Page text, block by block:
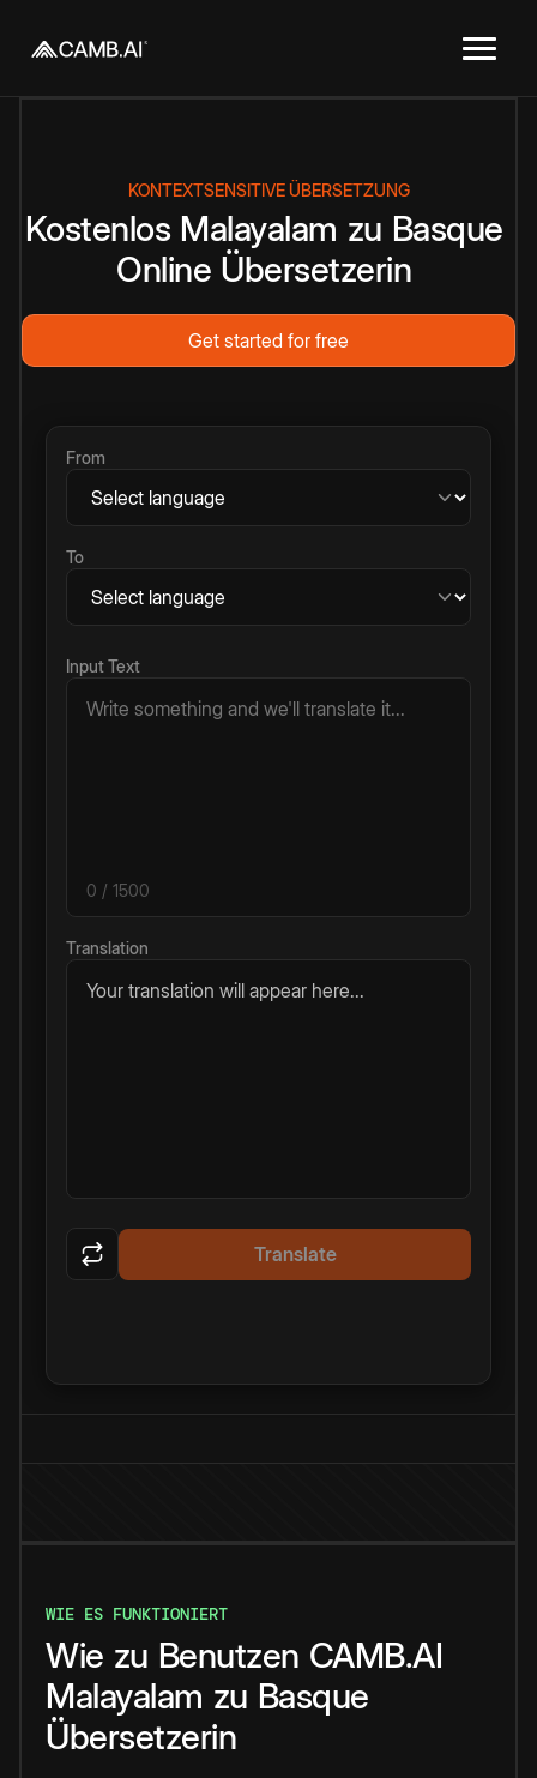
KONTEXTSENSITIVE ÜBERSETZUNG
Kostenlos Malayalam zu Basque
Online Übersetzerin
Get started for free
From
To
Input Text
0 / 1500
Translation
Your translation will appear here...
Translate
WIE ES FUNKTIONIERT
Wie zu Benutzen CAMB.AI
Malayalam zu Basque
Übersetzerin